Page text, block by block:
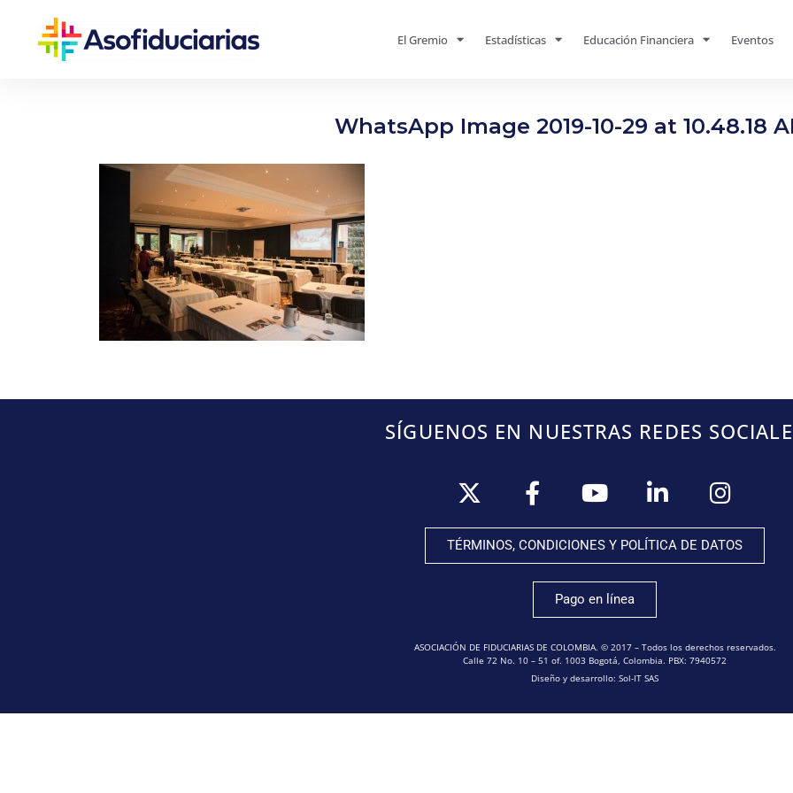
El Gremio Estadísticas Educación Financiera Eventos
WhatsApp Image 2019-10-29 at 10.48.18
SÍGUENOS EN NUESTRAS REDES
TÉRMINOS, CONDICIONES Y POLÍTICA DE DATOS
Pago en línea
ASOCIACIÓN DE FIDUCIARIAS DE COLOMBIA. © 2017 – Todos los derechos reservados.
Calle 72 No. 10 – 51 of. 1003 Bogotá, Colombia. PBX: 7940572
Diseño y desarrollo: Sol-IT SAS